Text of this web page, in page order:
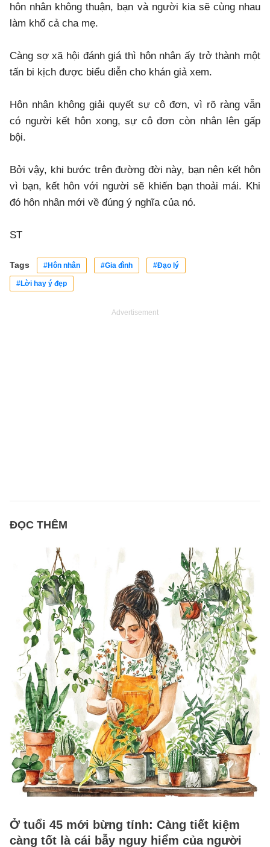
hôn nhân không thuận, bạn và người kia sẽ cùng nhau
làm khổ cả cha mẹ.
Càng sợ xã hội đánh giá thì hôn nhân ấy trở thành một
tấn bi kịch được biểu diễn cho khán giả xem.
Hôn nhân không giải quyết sự cô đơn, vì rõ ràng vẫn
có người kết hôn xong, sự cô đơn còn nhân lên gấp
bội.
Bởi vậy, khi bước trên đường đời này, bạn nên kết hôn
vì bạn, kết hôn với người sẽ khiến bạn thoải mái. Khi
đó hôn nhân mới về đúng ý nghĩa của nó.
ST
Tags #Hôn nhân #Gia đình #Đạo lý
#Lời hay ý đẹp
Advertisement
ĐỌC THÊM
Ở tuổi 45 mới bừng tỉnh: Càng tiết kiệm
càng tốt là cái bẫy nguy hiểm của người